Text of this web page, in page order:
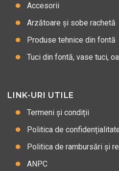
Accesorii
Arzătoare și sobe rachetă
Produse tehnice din fontă
Tuci din fontă, vase tuci,
LINK-URI UTILE
Termeni și condiții
Politica de
Politica de rambursări și
ANPC